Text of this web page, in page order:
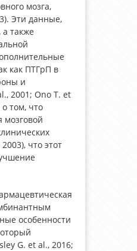
мозга,
Эти данные,
также
как ПТГрП в
и
2001; Ono T. et
том, что
мозговой
что этот
особенности
G. et al., 2016;